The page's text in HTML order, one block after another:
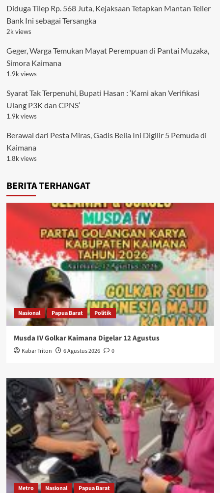
Diduga Tilep Rp. 568 Juta, Kejaksaan Tetapkan Mantan Teller
Bank Ini sebagai Tersangka
2k views
Geger, Warga Temukan Mayat Perempuan di Pantai Muzaka,
Simora Kaimana
1.9k views
Syarat Tak Terpenuhi, Bupati Hasan : ‘Kami akan Verifikasi
Ulang P3K dan CPNS’
1.9k views
Berawal dari Pesta Miras, Gadis Belia Ini Digilir 5 Pemuda di
Kaimana
1.8k views
BERITA TERHANGAT
Nasional Papua Barat Politik
Musda IV Golkar Kaimana Digelar 12 Agustus
Kabar Triton 6 Agustus 2026 0
Metro Nasional Papua Barat